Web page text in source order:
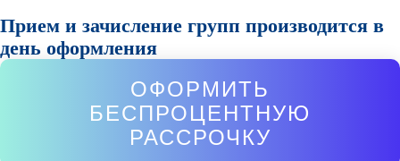
Прием и зачисление групп производится в
день оформления
ОФОРМИТЬ
БЕСПРОЦЕНТНУЮ
РАССРОЧКУ